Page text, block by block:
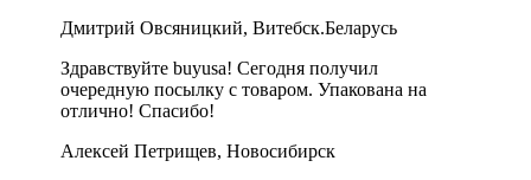
Дмитрий Овсяницкий, Витебск.Беларусь
Здравствуйте buyusa! Сегодня получил
очередную посылку с товаром. Упакована на
отлично! Спасибо!
Алексей Петрищев, Новосибирск